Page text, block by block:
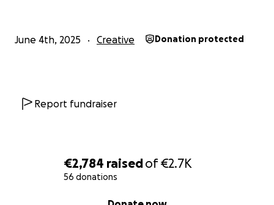
€2,784 raisedof€2.7K
56 donations
June 4th, 2025 Creative Donation protected
Report fundraiser